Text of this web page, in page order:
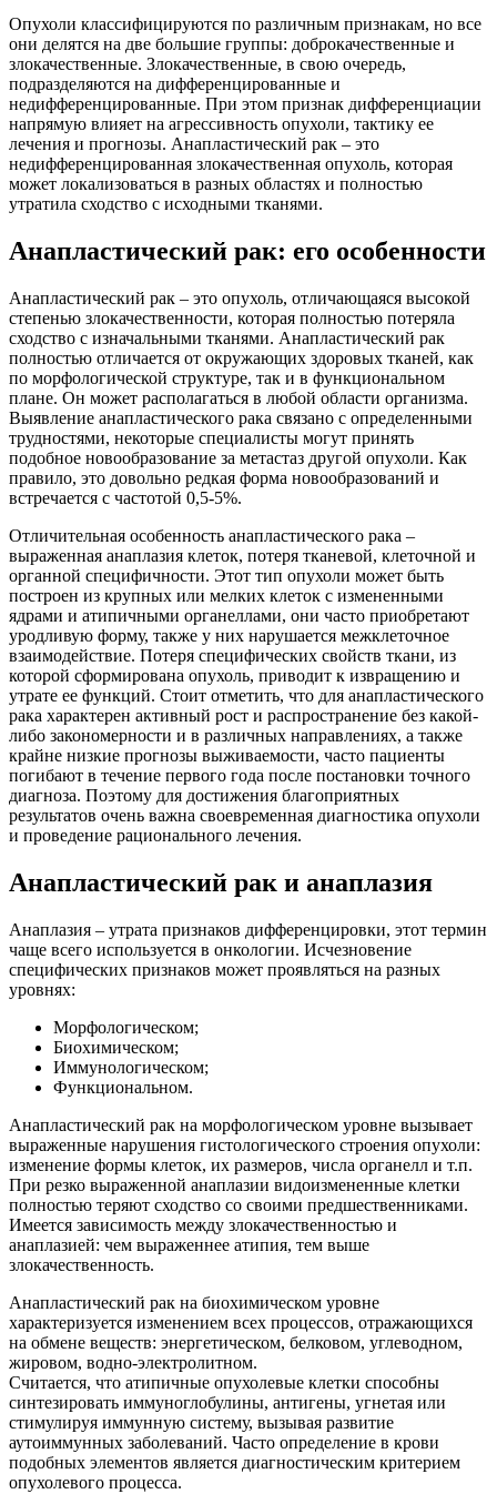
Опухоли классифицируются по различным признакам, но все
они делятся на две большие группы: доброкачественные и
злокачественные. Злокачественные, в свою очередь,
подразделяются на дифференцированные и
недифференцированные. При этом признак дифференциации
напрямую влияет на агрессивность опухоли, тактику ее
лечения и прогнозы. Анапластический рак – это
недифференцированная злокачественная опухоль, которая
может локализоваться в разных областях и полностью
утратила сходство с исходными тканями.
Анапластический рак: его особенности
Анапластический рак – это опухоль, отличающаяся высокой
степенью злокачественности, которая полностью потеряла
сходство с изначальными тканями. Анапластический рак
полностью отличается от окружающих здоровых тканей, как
по морфологической структуре, так и в функциональном
плане. Он может располагаться в любой области организма.
Выявление анапластического рака связано с определенными
трудностями, некоторые специалисты могут принять
подобное новообразование за метастаз другой опухоли. Как
правило, это довольно редкая форма новообразований и
встречается с частотой 0,5-5%.
Отличительная особенность анапластического рака –
выраженная анаплазия клеток, потеря тканевой, клеточной и
органной специфичности. Этот тип опухоли может быть
построен из крупных или мелких клеток с измененными
ядрами и атипичными органеллами, они часто приобретают
уродливую форму, также у них нарушается межклеточное
взаимодействие. Потеря специфических свойств ткани, из
которой сформирована опухоль, приводит к извращению и
утрате ее функций. Стоит отметить, что для анапластического
рака характерен активный рост и распространение без какой-
либо закономерности и в различных направлениях, а также
крайне низкие прогнозы выживаемости, часто пациенты
погибают в течение первого года после постановки точного
диагноза. Поэтому для достижения благоприятных
результатов очень важна своевременная диагностика опухоли
и проведение рационального лечения.
Анапластический рак и анаплазия
Анаплазия – утрата признаков дифференцировки, этот термин
чаще всего используется в онкологии. Исчезновение
специфических признаков может проявляться на разных
уровнях:
Морфологическом;
Биохимическом;
Иммунологическом;
Функциональном.
Анапластический рак на морфологическом уровне вызывает
выраженные нарушения гистологического строения опухоли:
изменение формы клеток, их размеров, числа органелл и т.п.
При резко выраженной анаплазии видоизмененные клетки
полностью теряют сходство со своими предшественниками.
Имеется зависимость между злокачественностью и
анаплазией: чем выраженнее атипия, тем выше
злокачественность.
Анапластический рак на биохимическом уровне
характеризуется изменением всех процессов, отражающихся
на обмене веществ: энергетическом, белковом, углеводном,
жировом, водно-электролитном.
Считается, что атипичные опухолевые клетки способны
синтезировать иммуноглобулины, антигены, угнетая или
стимулируя иммунную систему, вызывая развитие
аутоиммунных заболеваний. Часто определение в крови
подобных элементов является диагностическим критерием
опухолевого процесса.